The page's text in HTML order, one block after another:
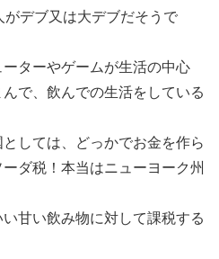
デブ又は大デブだそうで
ターやゲームが生活の中心
で、飲んでの生活をしている
しては、どっかでお金を作ら
ダ税！本当はニューヨーク州
甘い飲み物に対して課税する